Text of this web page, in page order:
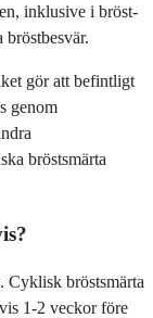
inklusive i bröst-
gör att befintligt
genom
bröstsmärta
Cyklisk bröstsmärta
1-2 veckor före